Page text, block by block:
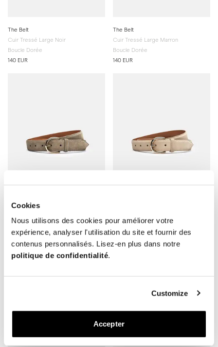
Cookies
Nous utilisons des cookies pour améliorer votre
expérience, analyser l'utilisation du site et fournir des
contenus personnalisés. Lisez-en plus dans notre
politique de confidentialité.
Customize
Accepter
The Belt
Cuir Tressé Large Noir
Boucle Dorée
140 EUR
The Belt
Cuir Tressé Large Marron
Boucle Dorée
140 EUR
Boucle Dorée
140 EUR
Boucle Dorée
140 EUR